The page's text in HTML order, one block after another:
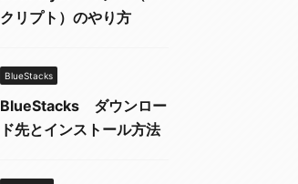
クリプト）のやり方
BlueStacks
BlueStacks ダウンロー
ド先とインストール方法